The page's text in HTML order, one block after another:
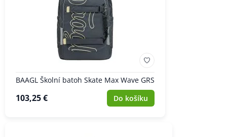
BAAGL Školní batoh Skate Max Wave GRS
103,25 € Do košíku